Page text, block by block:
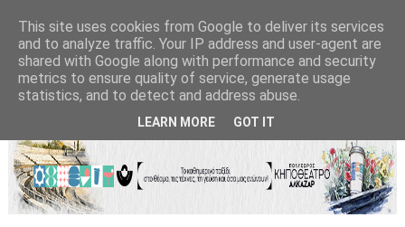
This site uses cookies from Google to deliver its services
and to analyze traffic. Your IP address and user-agent are
shared with Google along with performance and security
metrics to ensure quality of service, generate usage
statistics, and to detect and address abuse.
LEARN MORE GOT IT